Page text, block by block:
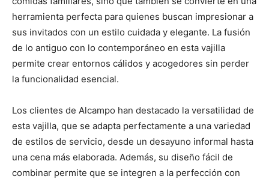
herramienta perfecta para quienes buscan impresionar a
sus invitados con un estilo cuidada y elegante. La fusión
de lo antiguo con lo contemporáneo en esta vajilla
permite crear entornos cálidos y acogedores sin perder
la funcionalidad esencial.
Los clientes de Alcampo han destacado la versatilidad de
esta vajilla, que se adapta perfectamente a una variedad
de estilos de servicio, desde un desayuno informal hasta
una cena más elaborada. Además, su diseño fácil de
combinar permite que se integren a la perfección con